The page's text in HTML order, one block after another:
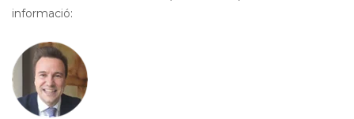
informació: